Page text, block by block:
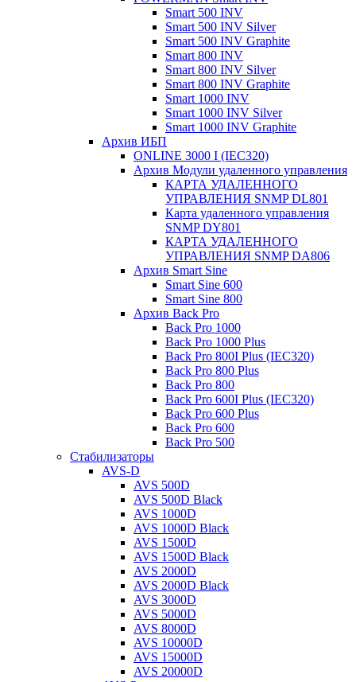
Smart 500 INV
Smart 500 INV Silver
Smart 500 INV Graphite
Smart 800 INV
Smart 800 INV Silver
Smart 800 INV Graphite
Smart 1000 INV
Smart 1000 INV Silver
Smart 1000 INV Graphite
Архив ИБП
ONLINE 3000 I (IEC320)
Архив Модули удаленного управления
КАРТА УДАЛЕННОГО
УПРАВЛЕНИЯ SNMP DL801
Карта удаленного управления
SNMP DY801
КАРТА УДАЛЕННОГО
УПРАВЛЕНИЯ SNMP DА806
Архив Smart Sine
Smart Sine 600
Smart Sine 800
Архив Back Pro
Back Pro 1000
Back Pro 1000 Plus
Back Pro 800I Plus (IEC320)
Back Pro 800 Plus
Back Pro 800
Back Pro 600I Plus (IEC320)
Back Pro 600 Plus
Back Pro 600
Back Pro 500
Стабилизаторы
AVS-D
AVS 500D
AVS 500D Black
AVS 1000D
AVS 1000D Black
AVS 1500D
AVS 1500D Black
AVS 2000D
AVS 2000D Black
AVS 3000D
AVS 5000D
AVS 8000D
AVS 10000D
AVS 15000D
AVS 20000D